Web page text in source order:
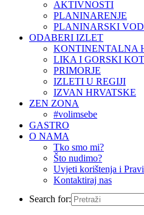
AKTIVNOSTI
PLANINARENJE
PLANINARSKI
ODABERI IZLET
KONTINENTALNA
LIKA I GORSKI
PRIMORJE
IZLETI U REGIJI
IZVAN HRVATSKE
ZEN ZONA
#volimsebe
GASTRO
O NAMA
Tko smo mi?
Što nudimo?
Uvjeti korištenja i
Kontaktiraj nas
Search for: